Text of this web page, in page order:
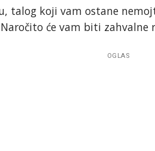
talog koji vam ostane
će vam biti
OGLAS